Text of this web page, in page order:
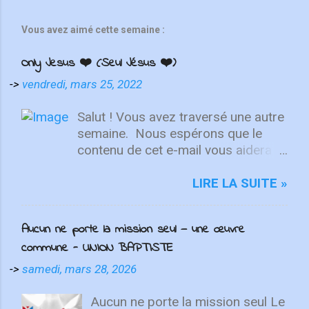
Vous avez aimé cette semaine :
Only Jesus ❤️ (Seul Jésus ❤️)
-> vendredi, mars 25, 2022
Salut ! Vous avez traversé une autre
semaine. ⁣ Nous espérons que le
contenu de cet e-mail vous aidera à
Quelle que soit la semaine que vous
une nouvelle chance de se détendre
et de se reposer en Lui. "Puisque
vous êtes ressuscités avec Christ,
d'en haut, où Christ est assis à la
LIRE LA SUITE »
Aucun ne porte la mission seul — une œuvre
commune - UNION BAPTISTE
-> samedi, mars 28, 2026
Aucun ne porte la mission seul Le